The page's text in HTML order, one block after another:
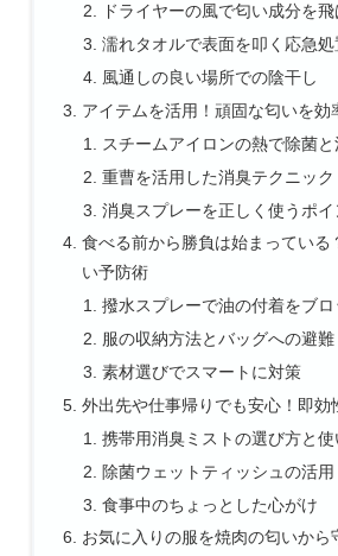
ドライヤーの風で匂い成分を
濡れタオルで表面を叩く応急処
風通しの良い場所での陰干し
アイテムを活用！頑固な匂いを効
スチームアイロンの熱で除菌
重曹を活用した消臭テクニック
消臭スプレーを正しく使うポイ
食べる前から勝負は始まっている
い予防術
撥水スプレーで油の付着をブロ
服の収納方法とバッグへの避難
素材選びでスマートに対策
外出先や仕事帰りでも安心！即効
携帯用消臭ミストの選び方と使
除菌ウェットティッシュの活用
食事中のちょっとした心がけ
お気に入りの服を焼肉の匂いから